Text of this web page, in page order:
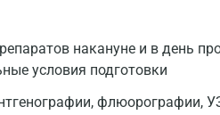
накануне и в день
условия подготовки
флюорографии,